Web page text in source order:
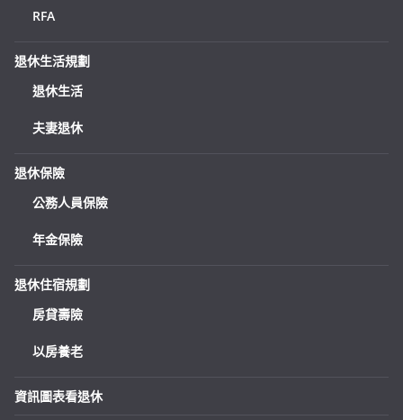
RFA
退休生活規劃
退休生活
夫妻退休
退休保險
公務人員保險
年金保險
退休住宿規劃
房貸壽險
以房養老
資訊圖表看退休